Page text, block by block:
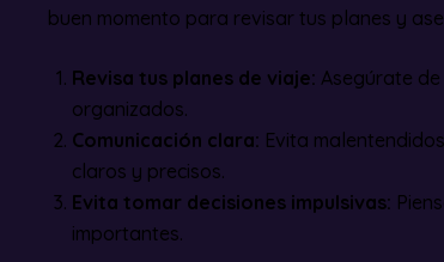
buen momento para revisar tus planes y
Revisa tus planes de viaje: Asegúrate
organizados.
Comunicación clara: Evita
claros y precisos.
Evita tomar decisiones impulsivas:
importantes.